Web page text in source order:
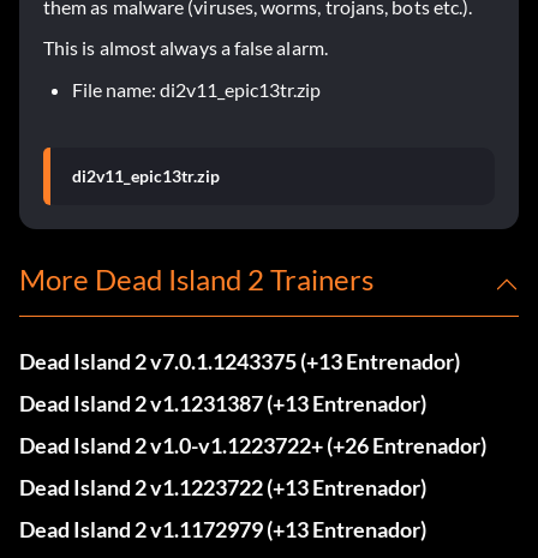
them as malware (viruses, worms, trojans, bots etc.).
This is almost always a false alarm.
File name: di2v11_epic13tr.zip
di2v11_epic13tr.zip
More Dead Island 2 Trainers
Dead Island 2 v7.0.1.1243375 (+13 Entrenador)
Dead Island 2 v1.1231387 (+13 Entrenador)
Dead Island 2 v1.0-v1.1223722+ (+26 Entrenador)
Dead Island 2 v1.1223722 (+13 Entrenador)
Dead Island 2 v1.1172979 (+13 Entrenador)